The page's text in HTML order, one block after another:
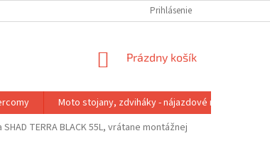
VÝMENA VEĽKOSTI
Prihlásenie
NÁKUPNÝ
Prázdny košík
Moto stojany, zdviháky - nájazdové rampy
TERRA BLACK 55L, vrátane montážnej